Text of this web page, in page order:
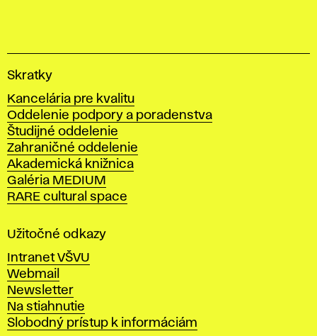
V
s
o
k
á
š
k
o
a
ý
t
v
a
r
Skratky
Kancelária pre kvalitu
Oddelenie podpory a poradenstva
Študijné oddelenie
Zahraničné oddelenie
Akademická knižnica
Galéria MEDIUM
RARE cultural space
Užitočné odkazy
Intranet VŠVU
Webmail
Newsletter
Na stiahnutie
Slobodný prístup k informáciám